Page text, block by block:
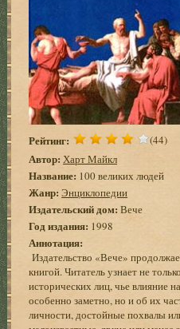
Рейтинг: (44)
Автор: Харт Майкл
Название: 100 великих людей
Жанр: Энциклопедии
Издательский дом: Вече
Год издания: 1998
Аннотация:
Издательство «Вече»
книгой. Читатель узнает не
исторических лиц, чье влияние
особенно заметно, но и об их
личности, достойные похвалы